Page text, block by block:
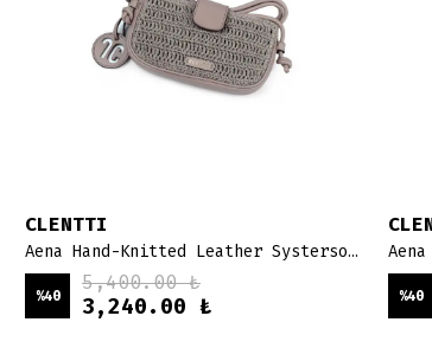
CLENTTI
Aena Hand-Knitted Leather Systersoul - örme bej
%40
5,400.00 ₺
3,240.00 ₺ %40